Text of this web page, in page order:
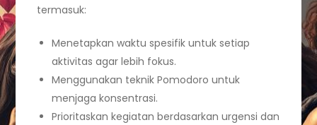
termasuk:
Menetapkan waktu spesifik untuk setiap
aktivitas agar lebih fokus.
Menggunakan teknik Pomodoro untuk
menjaga konsentrasi.
Prioritaskan kegiatan berdasarkan urgensi dan